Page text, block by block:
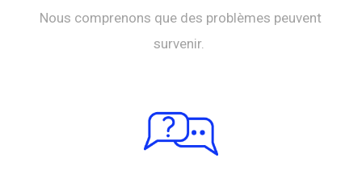
Nous comprenons que des problèmes peuvent
survenir.